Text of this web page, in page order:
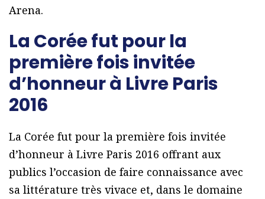
Arena.
La Corée fut pour la
première fois invitée
d’honneur à Livre Paris
2016
La Corée fut pour la première fois invitée
d’honneur à Livre Paris 2016 offrant aux
publics l’occasion de faire connaissance avec
sa littérature très vivace et, dans le domaine